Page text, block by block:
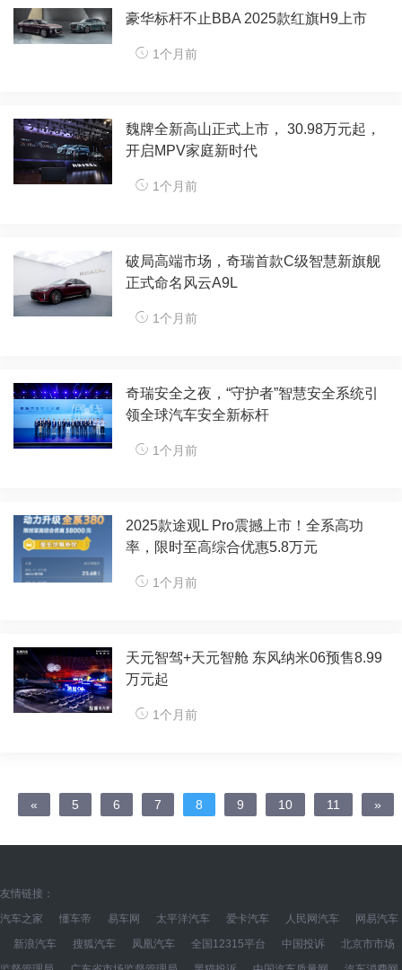
豪华标杆不止BBA 2025款红旗H9上市
1个月前
魏牌全新高山正式上市， 30.98万元起，
开启MPV家庭新时代
1个月前
破局高端市场，奇瑞首款C级智慧新旗舰
正式命名风云A9L
1个月前
奇瑞安全之夜，“守护者”智慧安全系统引
领全球汽车安全新标杆​
1个月前
​2025款途观L Pro震撼上市！全系高功
率，限时至高综合优惠5.8万元
1个月前
天元智驾+天元智舱 东风纳米06预售8.99
万元起
1个月前
« 5 6 7 8 9 10 11 »
友情链接：
汽车之家
懂车帝 易车网 太平洋汽车 爱卡汽车 人民网汽车
网易汽车
新浪汽车
搜狐汽车 凤凰汽车 全国12315平台 中国投诉
北京市市场